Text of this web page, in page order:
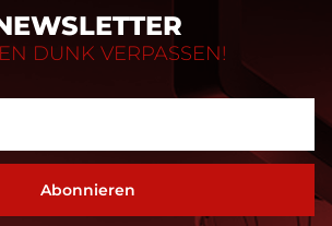
DUNK VERPASSEN!